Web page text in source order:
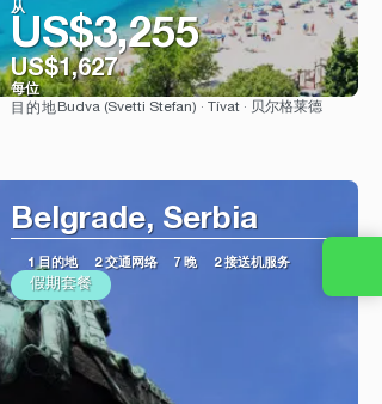
从
US$3,255
US$1,627
每位
目的地 Budva (Svetti Stefan) · Tívat · 贝尔格莱德
Belgrade, Serbia
1 目的地 2 交通网络 7 晚 2 接送机服务
假期套餐